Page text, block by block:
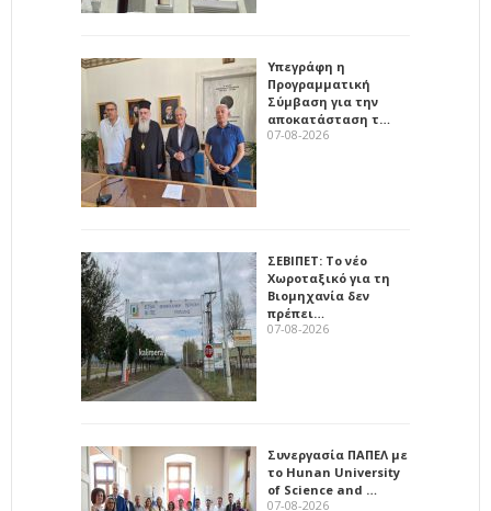
Υπεγράφη η
Προγραμματική
Σύμβαση για την
αποκατάσταση τ…
07-08-2026
ΣΕΒΙΠΕΤ: Το νέο
Χωροταξικό για τη
Βιομηχανία δεν
πρέπει…
07-08-2026
Συνεργασία ΠΑΠΕΛ με
το Hunan University
of Science and …
07-08-2026